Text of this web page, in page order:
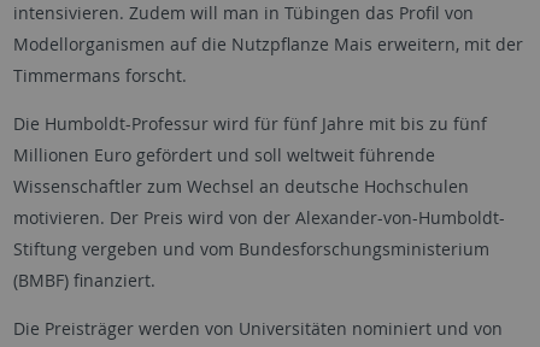
intensivieren. Zudem will man in Tübingen das Profil von
Modellorganismen auf die Nutzpflanze Mais erweitern, mit der
Timmermans forscht.
Die Humboldt-Professur wird für fünf Jahre mit bis zu fünf
Millionen Euro gefördert und soll weltweit führende
Wissenschaftler zum Wechsel an deutsche Hochschulen
motivieren. Der Preis wird von der Alexander-von-Humboldt-
Stiftung vergeben und vom Bundesforschungsministerium
(BMBF) finanziert.
Die Preisträger werden von Universitäten nominiert und von